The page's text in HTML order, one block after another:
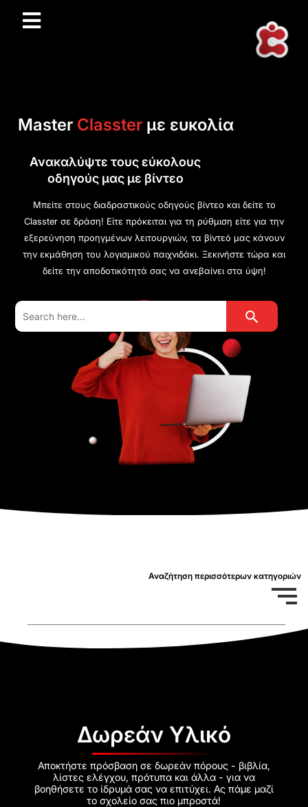
Master Classter με ευκολία
Ανακαλύψτε τους εύκολους
οδηγούς μας με βίντεο
Μπείτε στους διαδραστικούς οδηγούς βίντεο και δείτε το
Classter σε δράση! Είτε πρόκειται για τη ρύθμιση είτε για την
εξερεύνηση προηγμένων λειτουργιών, τα βίντεό μας κάνουν
την εκμάθηση του λογισμικού παιχνιδάκι. Ξεκινήστε τώρα και
δείτε την αποδοτικότητά σας να ανεβαίνει στα ύψη!
Search
for:
Search Button
Αναζήτηση περισσότερων κατηγοριών
Δωρεάν Υλικό
Αποκτήστε πρόσβαση σε δωρεάν πόρους - βιβλία,
λίστες ελέγχου, πρότυπα και άλλα - για να
βοηθήσετε το ίδρυμά σας να επιτύχει. Ας πάμε μαζί
το σχολείο σας πιο μπροστά!